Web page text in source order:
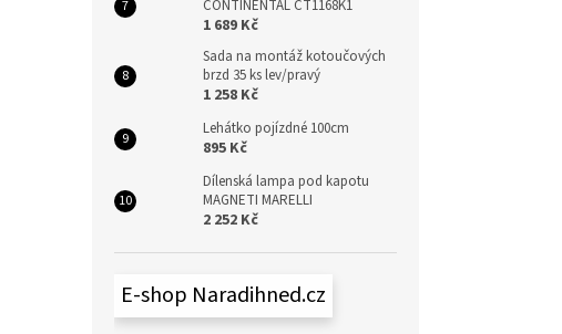
CONTINENTAL CT1168K1
1 689 Kč
Sada na montáž kotoučových
brzd 35 ks lev/pravý
1 258 Kč
Lehátko pojízdné 100cm
895 Kč
Dílenská lampa pod kapotu
MAGNETI MARELLI
2 252 Kč
E-shop Naradihned.cz